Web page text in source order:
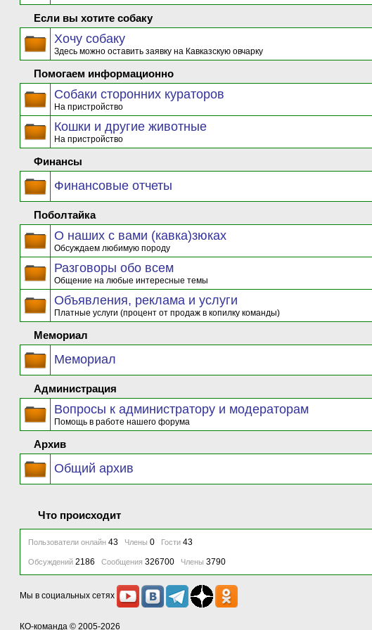
Если вы хотите собаку
Хочу собаку
Здесь можно оставить заявку на Кавказскую овчарку
Помогаем информационно
Собаки сторонних кураторов
На пристройство
Кошки и другие животные
На пристройство
Финансы
Финансовые отчеты
Поболтайка
О наших с вами (кавка)зюках
Обсуждаем любимую породу
Разговоры обо всем
Общение на любые интересные темы
Объявления, реклама и услуги
Платные услуги (процент от продаж в копилку команды)
Мемориал
Мемориал
Администрация
Вопросы к администратору и модераторам
Помощь в работе нашего форума
Архив
Общий архив
Что происходит
Пользователи онлайн 43 Члены 0 Гости 43
Обсуждений 2186 Сообщения 326700 Члены 3790
Мы в социальных сетях
КО-команда © 2005-2026